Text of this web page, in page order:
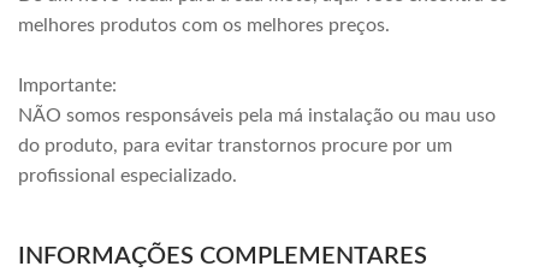
melhores produtos com os melhores preços.
Importante:
NÃO somos responsáveis pela má instalação ou mau uso
do produto, para evitar transtornos procure por um
profissional especializado.
INFORMAÇÕES COMPLEMENTARES